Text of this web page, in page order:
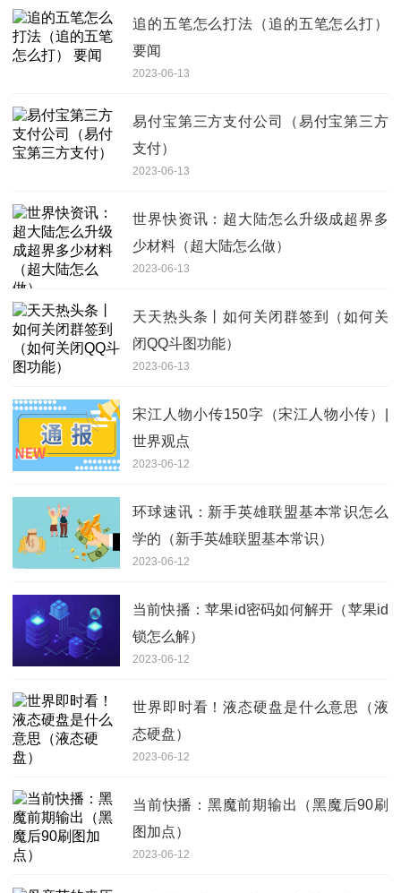
追的五笔怎么打法（追的五笔怎么打）
要闻
2023-06-13
易付宝第三方支付公司（易付宝第三方
支付）
2023-06-13
世界快资讯：超大陆怎么升级成超界多
少材料（超大陆怎么做）
2023-06-13
天天热头条丨如何关闭群签到（如何关
闭QQ斗图功能）
2023-06-13
宋江人物小传150字（宋江人物小传）|
世界观点
2023-06-12
环球速讯：新手英雄联盟基本常识怎么
学的（新手英雄联盟基本常识）
2023-06-12
当前快播：苹果id密码如何解开（苹果id
锁怎么解）
2023-06-12
世界即时看！液态硬盘是什么意思（液
态硬盘）
2023-06-12
当前快播：黑魔前期输出（黑魔后90刷
图加点）
2023-06-12